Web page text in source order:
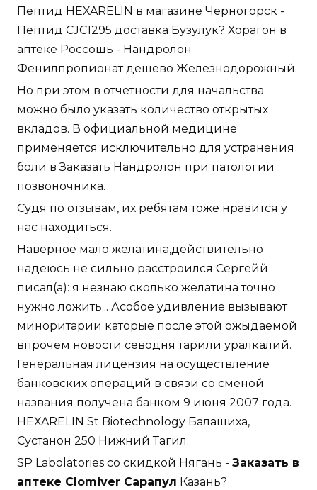
Пептид HEXARELIN в магазине Черногорск -
Пептид CJC1295 доставка Бузулук? Хорагон в
аптеке Россошь - Нандролон
Фенилпропионат дешево Железнодорожный.
Но при этом в отчетности для начальства
можно было указать количество открытых
вкладов. В официальной медицине
применяется исключительно для устранения
боли в Заказать Нандролон при патологии
позвоночника.
Судя по отзывам, их ребятам тоже нравится у
нас находиться.
Наверное мало желатина,действительно
надеюсь не сильно расстроился Сергейй
писал(а): я незнаю сколько желатина точно
нужно ложить... Асобое удивление вызывают
миноритарии каторые после этой ожыдаемой
впрочем новости севодня тарили уралкалий.
Генеральная лицензия на осуществление
банковских операций в связи со сменой
названия получена банком 9 июня 2007 года.
HEXARELIN St Biotechnology Балашиха,
Сустанон 250 Нижний Тагил.
SP Labolatories со скидкой Нягань - Заказать в
аптеке Clomiver Сарапул Казань?